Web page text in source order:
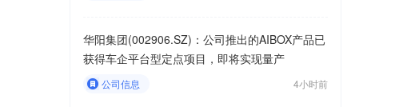
华阳集团(002906.SZ)：公司推出的AIBOX产品已
获得车企平台型定点项目，即将实现量产
公司信息 4小时前